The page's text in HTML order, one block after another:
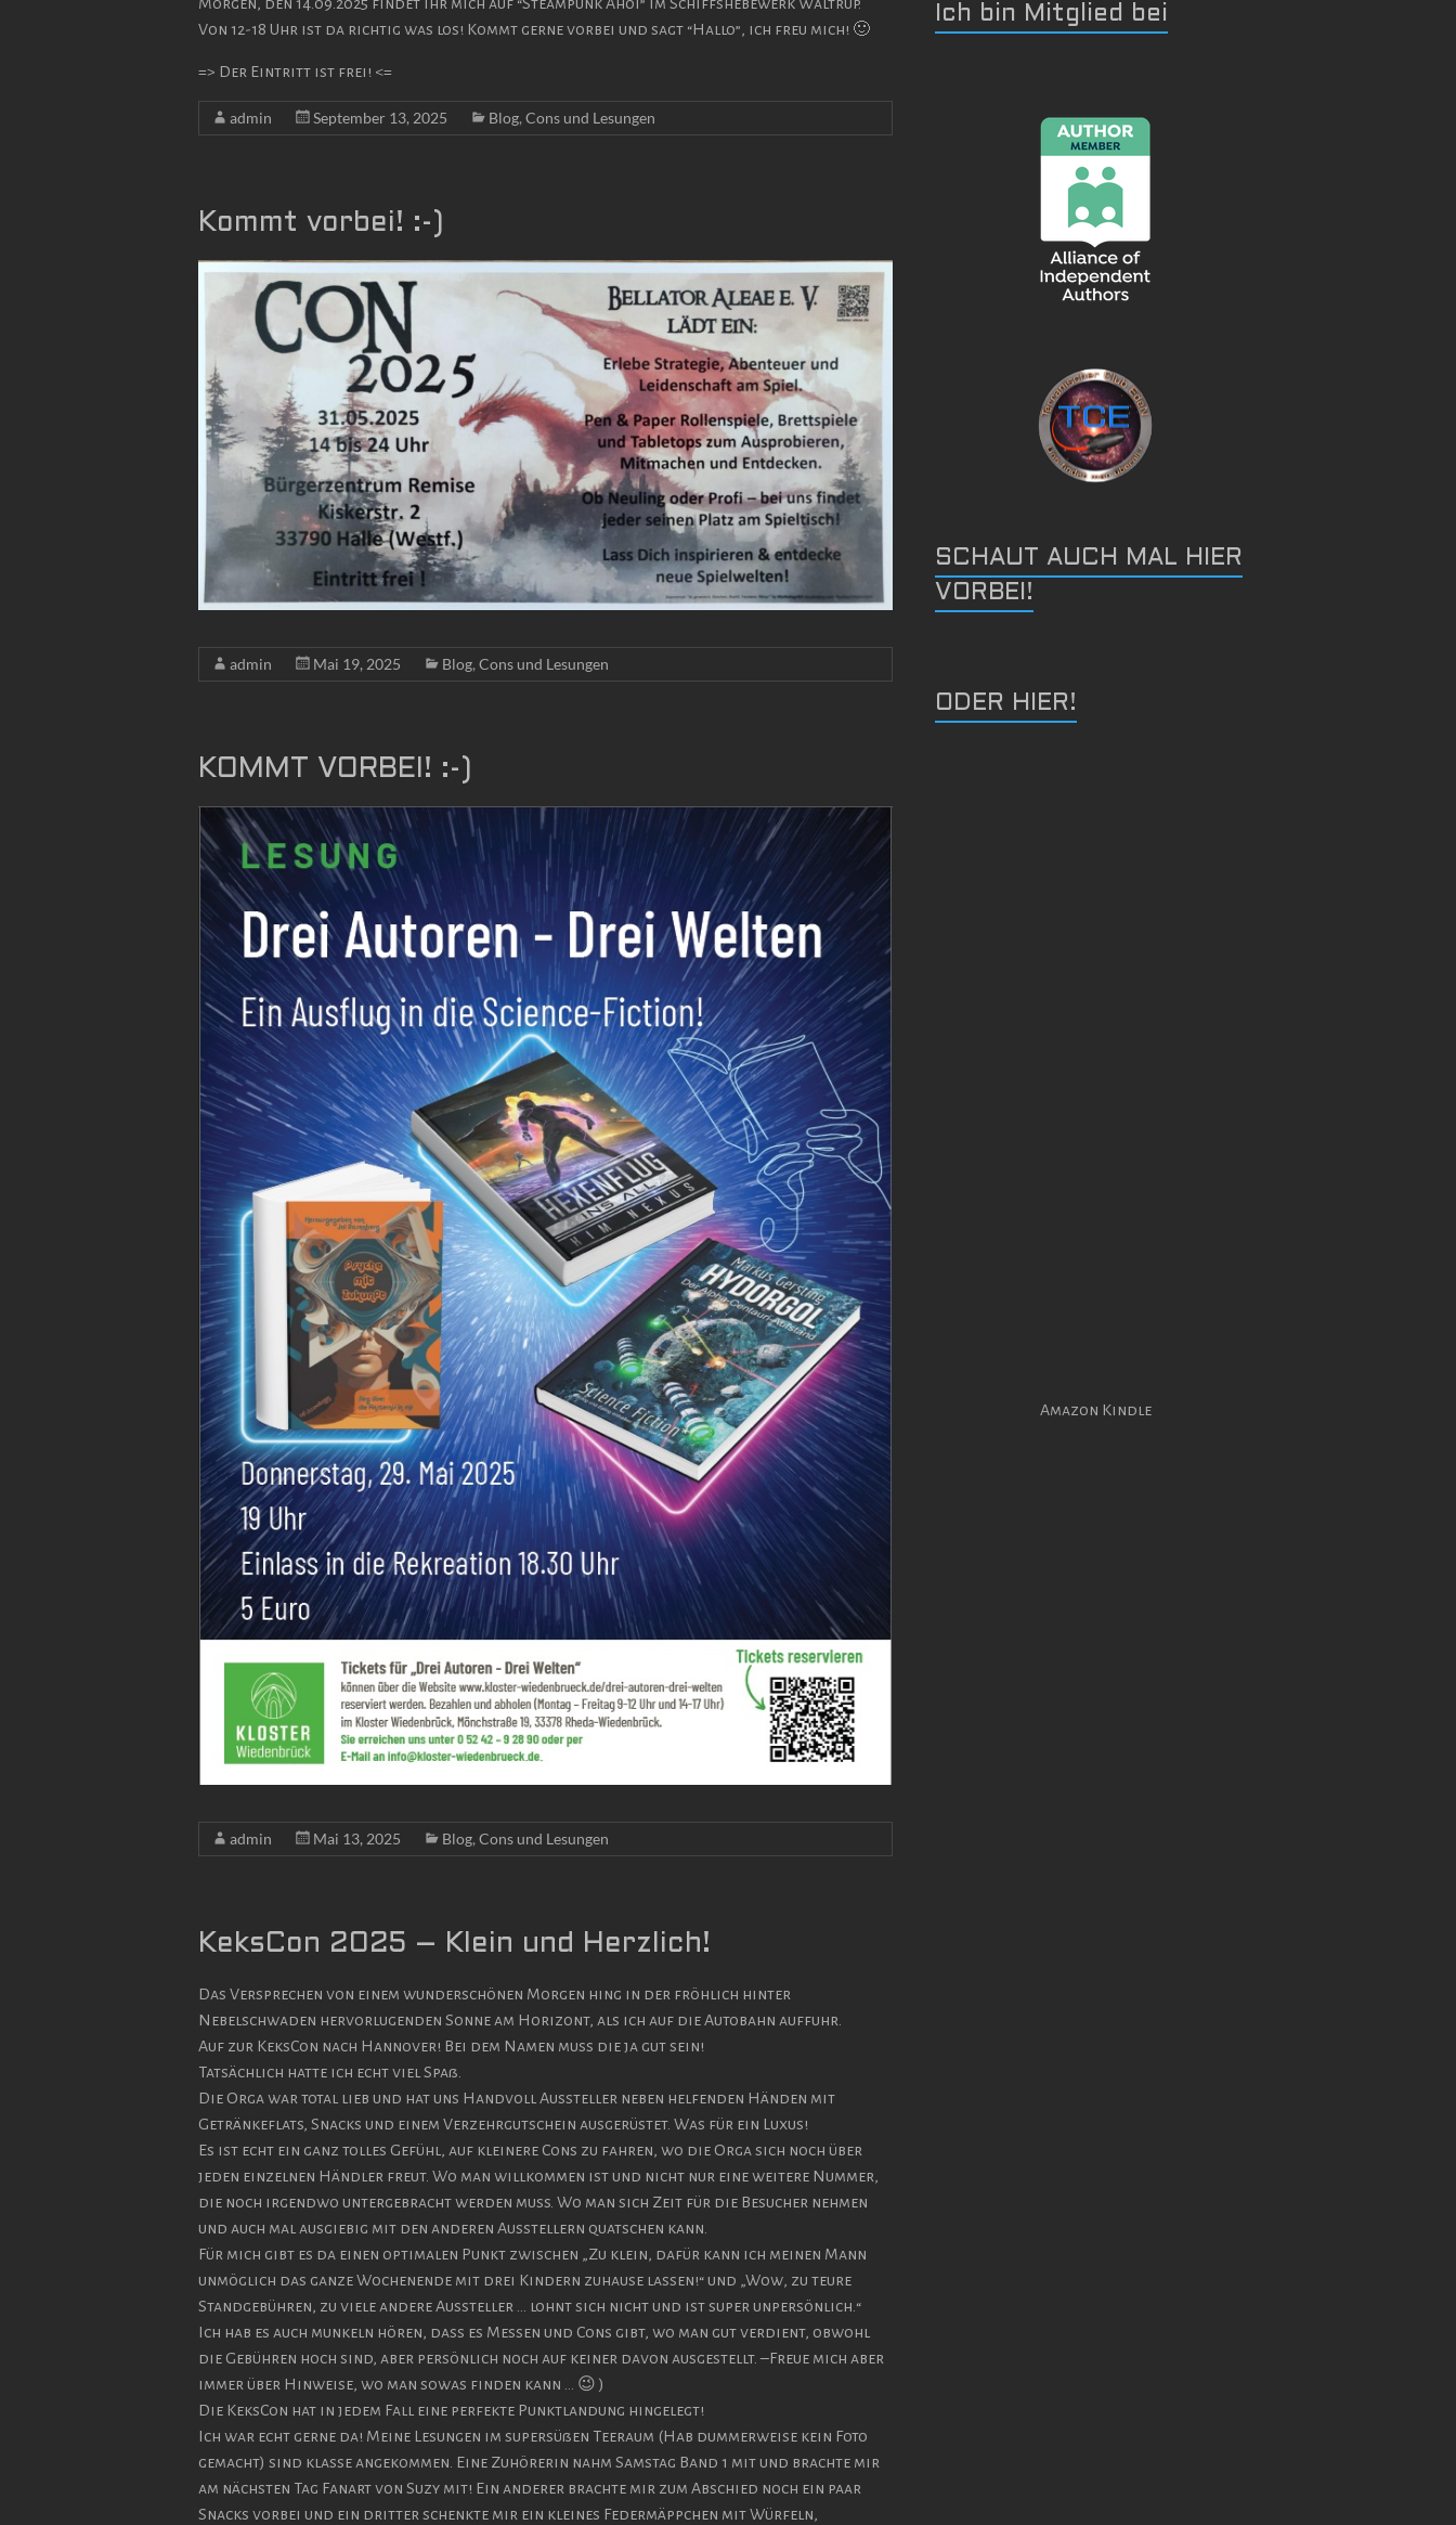
Von 12-18 Uhr ist da richtig was los! Kommt gerne vorbei und sagt “Hallo”, ich freu mich! 🙂
=> Der Eintritt ist frei! <=
admin September 13, 2025 Blog, Cons und Lesungen
Kommt vorbei! :-)
admin Mai 19, 2025 Blog, Cons und Lesungen
KOMMT VORBEI! :-)
admin Mai 13, 2025 Blog, Cons und Lesungen
KeksCon 2025 – Klein und Herzlich!
Das Versprechen von einem wunderschönen Morgen hing in der fröhlich hinter
Nebelschwaden hervorlugenden Sonne am Horizont, als ich auf die Autobahn auffuhr.
Auf zur KeksCon nach Hannover! Bei dem Namen muss die ja gut sein!
Tatsächlich hatte ich echt viel Spaß.
Die Orga war total lieb und hat uns Handvoll Aussteller neben helfenden Händen mit
Getränkeflats, Snacks und einem Verzehrgutschein ausgerüstet. Was für ein Luxus!
Es ist echt ein ganz tolles Gefühl, auf kleinere Cons zu fahren, wo die Orga sich noch über
jeden einzelnen Händler freut. Wo man willkommen ist und nicht nur eine weitere Nummer,
die noch irgendwo untergebracht werden muss. Wo man sich Zeit für die Besucher nehmen
und auch mal ausgiebig mit den anderen Ausstellern quatschen kann.
Für mich gibt es da einen optimalen Punkt zwischen „Zu klein, dafür kann ich meinen Mann
unmöglich das ganze Wochenende mit drei Kindern zuhause lassen!“ und „Wow, zu teure
Standgebühren, zu viele andere Aussteller … lohnt sich nicht und ist super unpersönlich.“
Ich hab es auch munkeln hören, dass es Messen und Cons gibt, wo man gut verdient, obwohl
die Gebühren hoch sind, aber persönlich noch auf keiner davon ausgestellt. –Freue mich aber
immer über Hinweise, wo man sowas finden kann … 😉 )
Die KeksCon hat in jedem Fall eine perfekte Punktlandung hingelegt!
Ich war echt gerne da! Meine Lesungen im supersüßen Teeraum (Hab dummerweise kein Foto
gemacht) sind klasse angekommen. Eine Zuhörerin nahm Samstag Band 1 mit und brachte mir
am nächsten Tag Fanart von Suzy mit! Ein anderer brachte mir zum Abschied noch ein paar
Snacks vorbei und ein dritter schenkte mir ein kleines Federmäppchen mit Würfeln,
Ich bin Mitglied bei
SCHAUT AUCH MAL HIER
VORBEI!
ODER HIER!
Amazon Kindle